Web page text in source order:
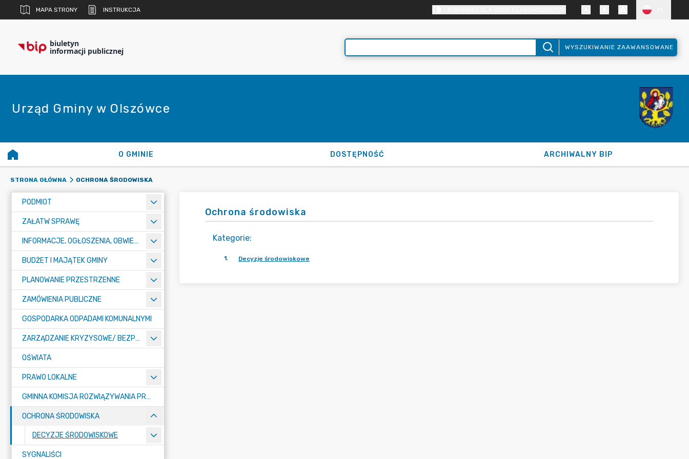
MAPA STRONY INSTRUKCJA
biuletyn
informacji publicznej WYSZUKIWANIE ZAAWANSOWANE
Urząd Gminy w Olszówce
O GMINIE DOSTĘPNOŚĆ ARCHIWALNY BIP
STRONA GŁÓWNA OCHRONA ŚRODOWISKA
PODMIOT
ZAŁATW SPRAWĘ
INFORMACJE, OGŁOSZENIA, OBWIESZCZENIA
BUDŻET I MAJĄTEK GMINY
PLANOWANIE PRZESTRZENNE
ZAMÓWIENIA PUBLICZNE
GOSPODARKA ODPADAMI KOMUNALNYMI
ZARZĄDZANIE KRYZYSOWE/ BEZPIECZEŃSTWO PUBLICZNE
OŚWIATA
PRAWO LOKALNE
GMINNA KOMISJA ROZWIĄZYWANIA PROBLEMÓW ALKOHOLOWYCH
OCHRONA ŚRODOWISKA
DECYZJE ŚRODOWISKOWE
SYGNALIŚCI
Ochrona środowiska
Kategorie:
1. Decyzje środowiskowe